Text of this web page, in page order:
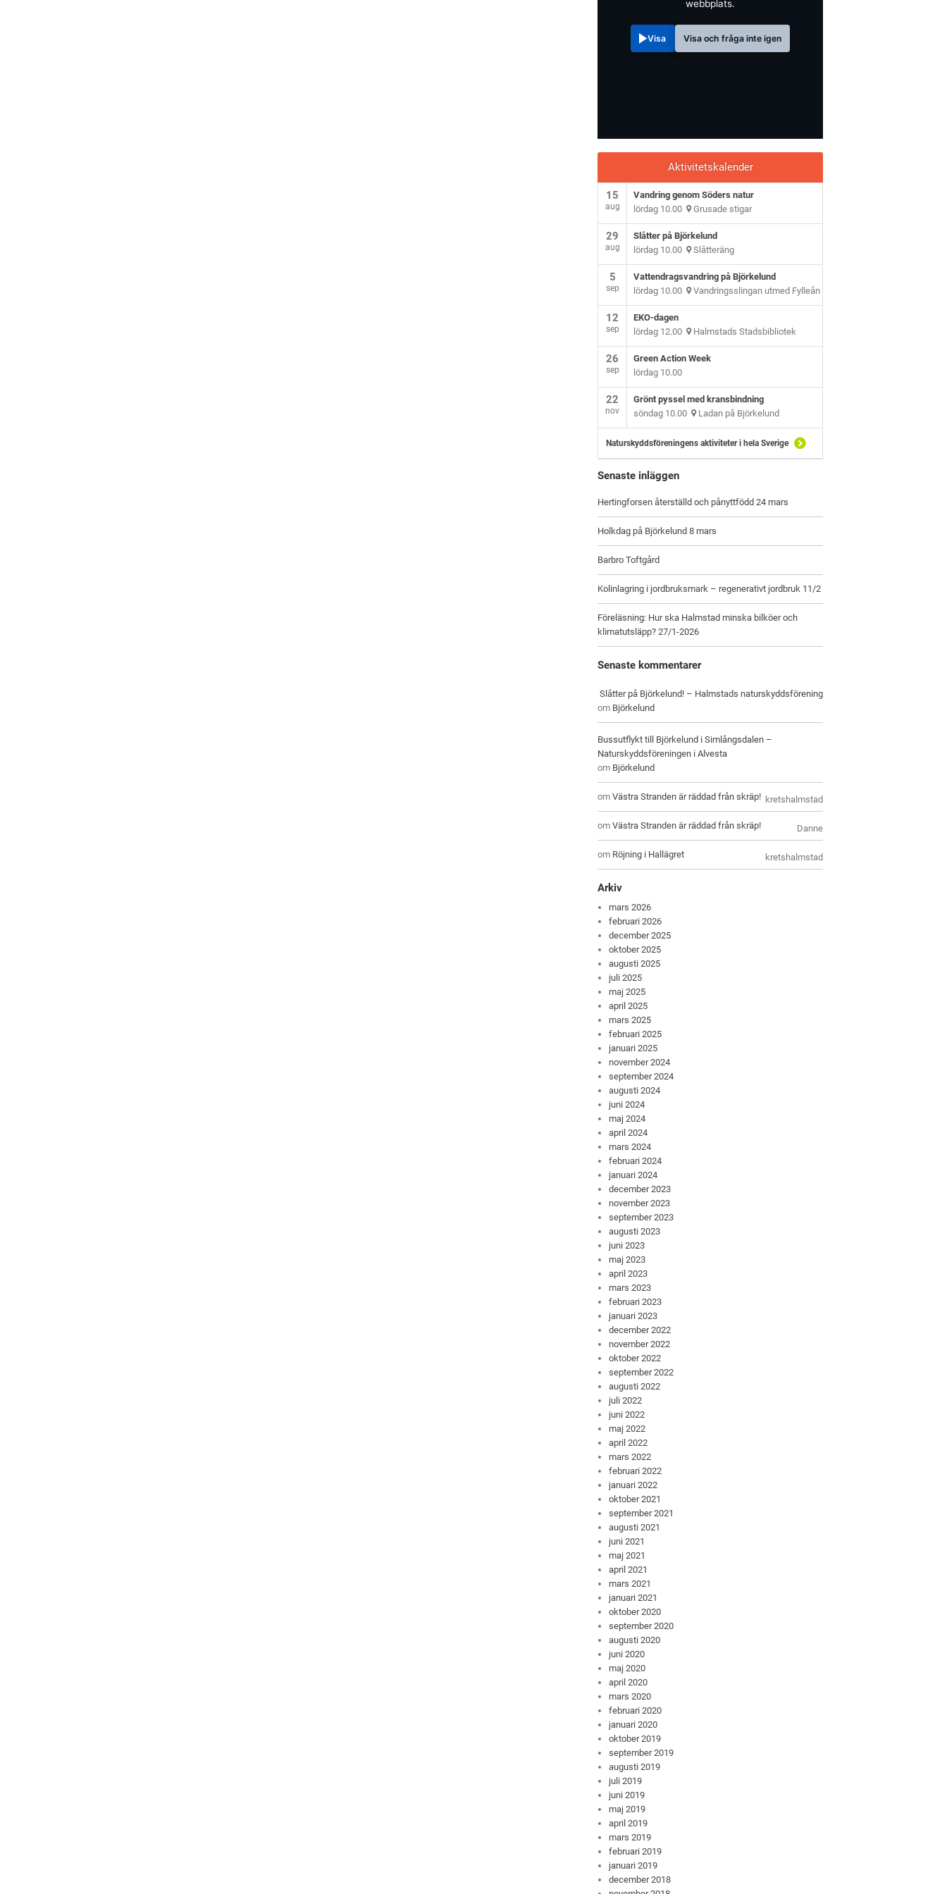
webbplats.
Visa Visa och fråga inte igen
Aktivitetskalender
15
aug
Vandring genom Söders natur
lördag 10.00 Grusade stigar
29
aug
Slåtter på Björkelund
lördag 10.00 Slåtteräng
5
sep
Vattendragsvandring på Björkelund
lördag 10.00 Vandringsslingan utmed Fylleån
12
sep
EKO-dagen
lördag 12.00 Halmstads Stadsbibliotek
26
sep
Green Action Week
lördag 10.00
22
nov
Grönt pyssel med kransbindning
söndag 10.00 Ladan på Björkelund
Naturskyddsföreningens aktiviteter i hela Sverige
Senaste inläggen
Hertingforsen återställd och pånyttfödd 24 mars
Holkdag på Björkelund 8 mars
Barbro Toftgård
Kolinlagring i jordbruksmark – regenerativt jordbruk 11/2
Föreläsning: Hur ska Halmstad minska bilköer och
klimatutsläpp? 27/1-2026
Senaste kommentarer
Slåtter på Björkelund! – Halmstads naturskyddsförening
om Björkelund
Bussutflykt till Björkelund i Simlångsdalen –
Naturskyddsföreningen i Alvesta
om Björkelund
kretshalmstad
omVästra Stranden är räddad från skräp!
Danne
omVästra Stranden är räddad från skräp!
kretshalmstad
om Röjning i Hallägret
Arkiv
mars 2026
februari 2026
december 2025
oktober 2025
augusti 2025
juli 2025
maj 2025
april 2025
mars 2025
februari 2025
januari 2025
november 2024
september 2024
augusti 2024
juni 2024
maj 2024
april 2024
mars 2024
februari 2024
januari 2024
december 2023
november 2023
september 2023
augusti 2023
juni 2023
maj 2023
april 2023
mars 2023
februari 2023
januari 2023
december 2022
november 2022
oktober 2022
september 2022
augusti 2022
juli 2022
juni 2022
maj 2022
april 2022
mars 2022
februari 2022
januari 2022
oktober 2021
september 2021
augusti 2021
juni 2021
maj 2021
april 2021
mars 2021
januari 2021
oktober 2020
september 2020
augusti 2020
juni 2020
maj 2020
april 2020
mars 2020
februari 2020
januari 2020
oktober 2019
september 2019
augusti 2019
juli 2019
juni 2019
maj 2019
april 2019
mars 2019
februari 2019
januari 2019
december 2018